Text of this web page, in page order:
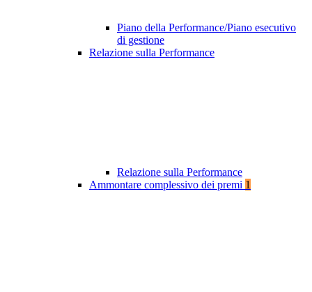
Piano della Performance/Piano esecutivo
di gestione
Relazione sulla Performance
Relazione sulla Performance
Ammontare complessivo dei premi 1